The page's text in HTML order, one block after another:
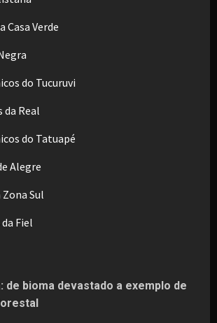
Casa Verde
do Tucuruvi
da Real
do Tatuapé
Alegre
Sul
Fiel
de bioma devastado a exemplo de